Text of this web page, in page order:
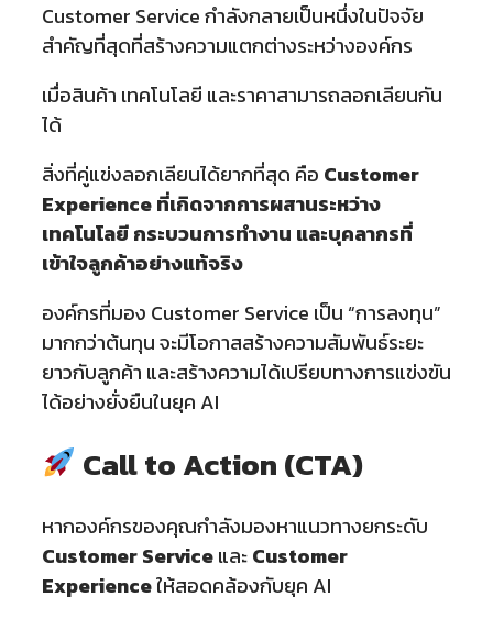
Customer Service กำลังกลายเป็นหนึ่งในปัจจัย
สำคัญที่สุดที่สร้างความแตกต่างระหว่างองค์กร
เมื่อสินค้า เทคโนโลยี และราคาสามารถลอกเลียนกัน
ได้
สิ่งที่คู่แข่งลอกเลียนได้ยากที่สุด คือ Customer
Experience ที่เกิดจากการผสานระหว่าง
เทคโนโลยี กระบวนการทำงาน และบุคลากรที่
เข้าใจลูกค้าอย่างแท้จริง
องค์กรที่มอง Customer Service เป็น “การลงทุน”
มากกว่าต้นทุน จะมีโอกาสสร้างความสัมพันธ์ระยะ
ยาวกับลูกค้า และสร้างความได้เปรียบทางการแข่งขัน
ได้อย่างยั่งยืนในยุค AI
Call to Action (CTA)
หากองค์กรของคุณกำลังมองหาแนวทางยกระดับ
Customer ServiceและCustomer
Experienceให้สอดคล้องกับยุค AI